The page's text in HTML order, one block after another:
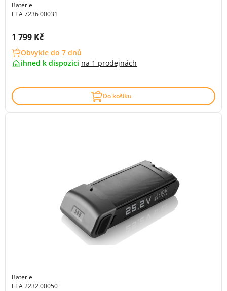
Baterie
ETA 7236 00031
Cena s DPH:
1 799 Kč
Obvykle do 7 dnů
ihned k dispozici na 1 prodejnách
Do košíku
Baterie
ETA 2232 00050